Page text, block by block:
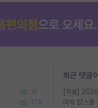
10
275
최근 댓글
미박 탑스쿨